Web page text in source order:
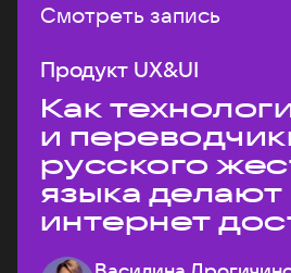
Смотреть запись
Продукт UX&UI
Как
и
русского
языка делают
интернет